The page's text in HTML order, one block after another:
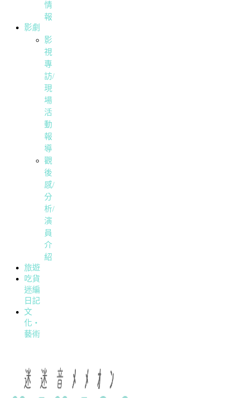
情
報
影劇
影
視
專
訪/
現
場
活
動
報
導
觀
後
感/
分
析/
演
員
介
紹
旅遊
吃貨
迷編
日記
文
化・
藝術